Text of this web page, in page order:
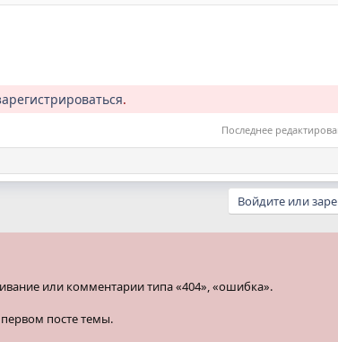
.
Последнее
Войдите или
или комментарии типа «404», «ошибка».
первом посте темы.